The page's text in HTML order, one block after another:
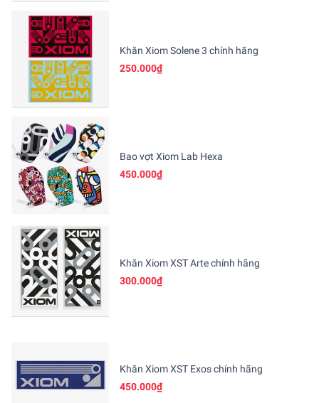
Khăn Xiom Solene 3 chính hãng
250.000₫
Bao vợt Xiom Lab Hexa
450.000₫
Khăn Xiom XST Arte chính hãng
300.000₫
Khăn Xiom XST Exos chính hãng
450.000₫